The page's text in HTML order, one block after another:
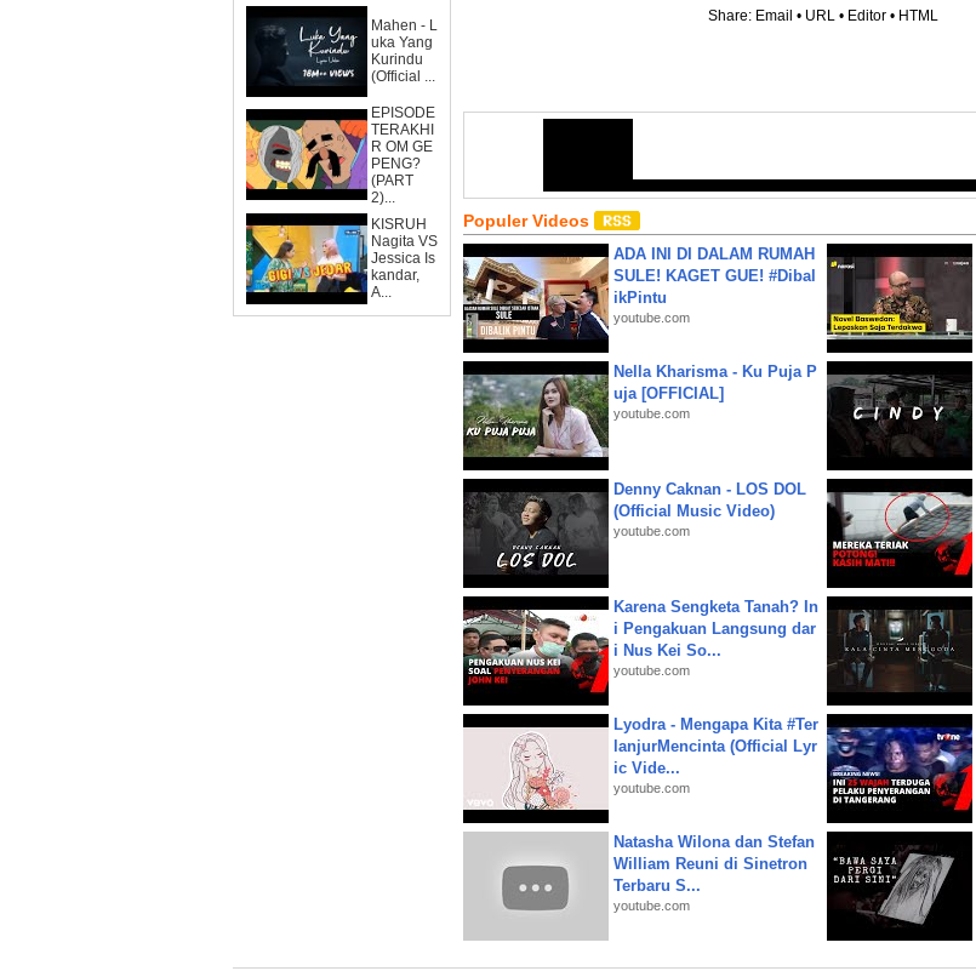
Mahen - L
uka Yang
Kurindu
(Official ...
EPISODE
TERAKHI
R OM GE
PENG?
(PART
2)...
KISRUH
Nagita VS
Jessica Is
kandar,
A...
Share: Email • URL • Editor • HTML
Populer Videos
ADA INI DI DALAM RUMAH
SULE! KAGET GUE! #Dibal
ikPintu
youtube.com
Nella Kharisma - Ku Puja P
uja [OFFICIAL]
youtube.com
Denny Caknan - LOS DOL
(Official Music Video)
youtube.com
Karena Sengketa Tanah? In
i Pengakuan Langsung dar
i Nus Kei So...
youtube.com
Lyodra - Mengapa Kita #Ter
lanjurMencinta (Official Lyr
ic Vide...
youtube.com
Natasha Wilona dan Stefan
William Reuni di Sinetron
Terbaru S...
youtube.com